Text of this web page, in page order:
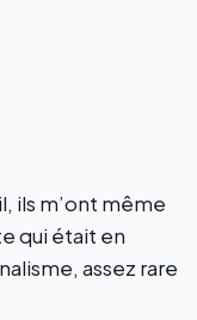
ils m’ont même
qui était en
assez rare